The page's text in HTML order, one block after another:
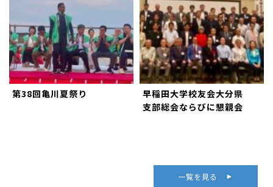
第38回亀川夏祭り
早稲田大学校友会大分県
支部総会ならびに懇親会
一覧を見る